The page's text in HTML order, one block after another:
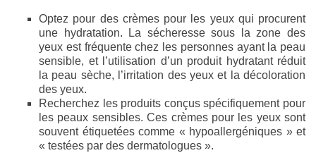
Optez pour des crèmes pour les yeux qui procurent
une hydratation. La sécheresse sous la zone des
yeux est fréquente chez les personnes ayant la peau
sensible, et l’utilisation d’un produit hydratant réduit
la peau sèche, l’irritation des yeux et la décoloration
des yeux.
Recherchez les produits conçus spécifiquement pour
les peaux sensibles. Ces crèmes pour les yeux sont
souvent étiquetées comme « hypoallergéniques » et
« testées par des dermatologues ».